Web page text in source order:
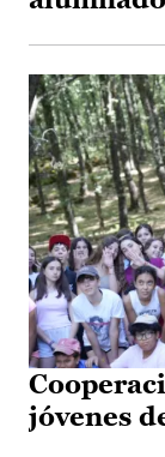
jóvenes